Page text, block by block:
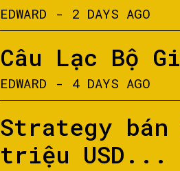
EDWARD - 2 DAYS AGO
Câu Lạc Bộ
EDWARD - 4 DAYS AGO
Strategy bán
triệu USD...